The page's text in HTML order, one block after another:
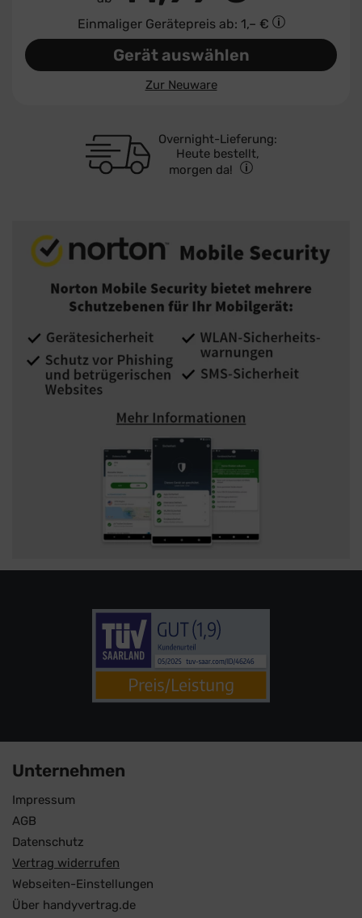
Einmaliger Gerätepreis ab: 1,– €
Gerät auswählen
Zur Neuware
Overnight-Lieferung:
Heute bestellt,
morgen da!
Unternehmen
Impressum
AGB
Datenschutz
Vertrag widerrufen
Webseiten-Einstellungen
Über handyvertrag.de